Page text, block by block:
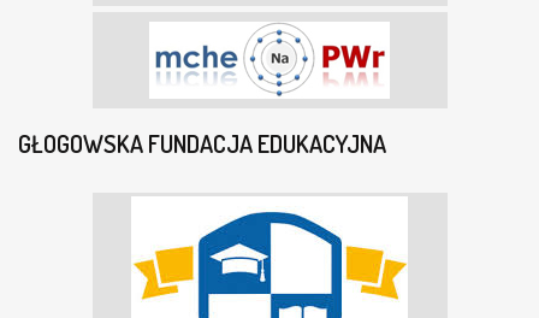
GŁOGOWSKA FUNDACJA EDUKACYJNA